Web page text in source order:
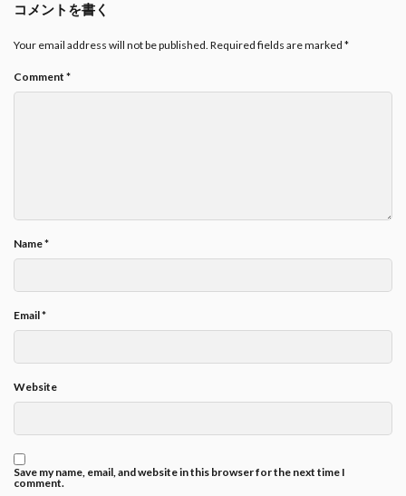
コメントを書く
Your email address will not be published. Required fields are marked *
Comment *
Name*
Email*
Website
Save my name, email, and website in this browser for the next time I
comment.